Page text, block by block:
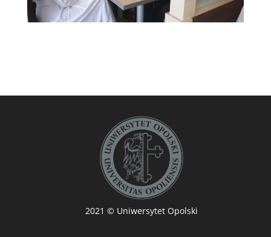
2021 © Uniwersytet Opolski